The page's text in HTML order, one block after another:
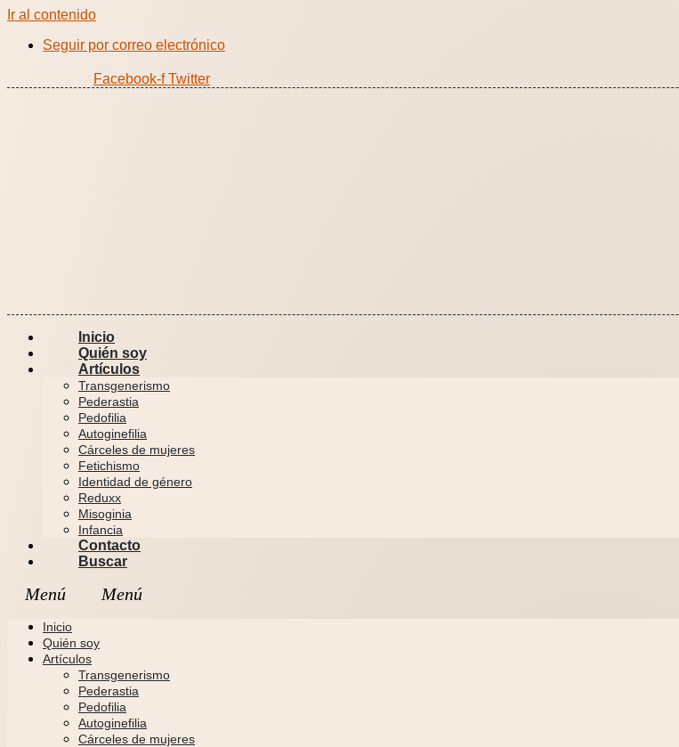
Ir al contenido
Seguir por correo electrónico
Facebook-f Twitter
Inicio
Quién soy
Artículos
Transgenerismo
Pederastia
Pedofilia
Autoginefilia
Cárceles de mujeres
Fetichismo
Identidad de género
Reduxx
Misoginia
Infancia
Contacto
Buscar
Inicio
Quién soy
Artículos
Transgenerismo
Pederastia
Pedofilia
Autoginefilia
Cárceles de mujeres